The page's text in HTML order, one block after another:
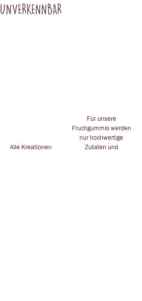
UNVERKENNBAR
Alle Kreationen
Für unsere
Fruchgummis werden
nur hochwertige
Zutaten und